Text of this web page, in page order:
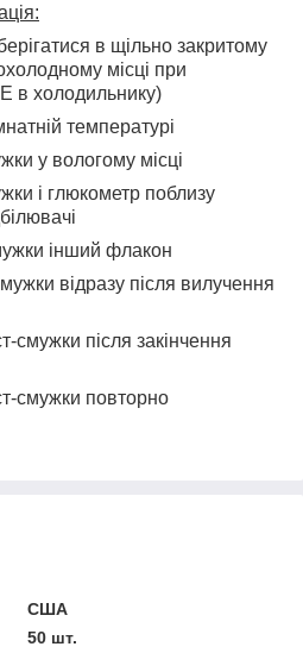
в щільно закритому
місці при
в холодильнику)
температурі
у вологому місці
і глюкометр поблизу
інший флакон
відразу після вилучення
смужки після закінчення
смужки повторно
США
50 шт.